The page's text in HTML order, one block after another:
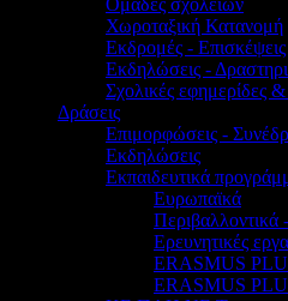
Χωροταξική Κατανομή
Εκδρομές - Επισκέψεις
Εκδηλώσεις -
Σχολικές εφημερίδες
Δράσεις
Επιμορφώσεις -
Εκδηλώσεις
Εκπαιδευτικά
Ευρωπαϊκά
Περιβαλλοντικά
Ερευνητικές
ERASMUS
ERASMUS